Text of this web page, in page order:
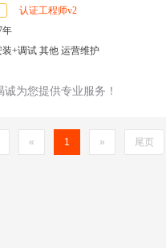
认证工程师v2
年
装+调试 其他 运营维护
为您提供专业服务！
« 1 » 尾页